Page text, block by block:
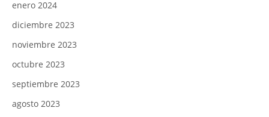
enero 2024
diciembre 2023
noviembre 2023
octubre 2023
septiembre 2023
agosto 2023